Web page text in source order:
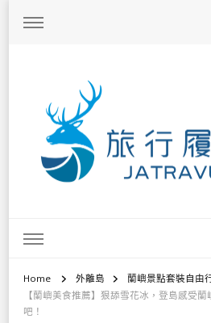
Home 外離島
蘭嶼景點套裝自由
【蘭嶼美食推薦】狠舔雪花冰，登島感受
吧！